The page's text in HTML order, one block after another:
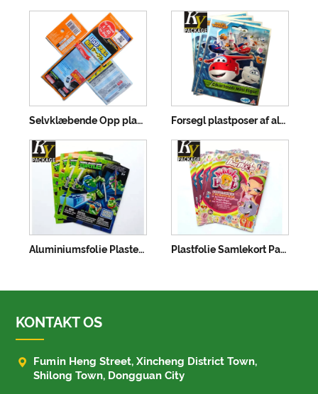
Selvklæbende Opp plastpose med header Forsegl plastposer af aluminiumsfolie
Aluminiumsfolie Plastemballageposer til legetøj Plastfolie Samlekort Pakning Heat Seal
KONTAKT OS

Fumin Heng Street, Xincheng District Town,
Shilong Town, Dongguan City